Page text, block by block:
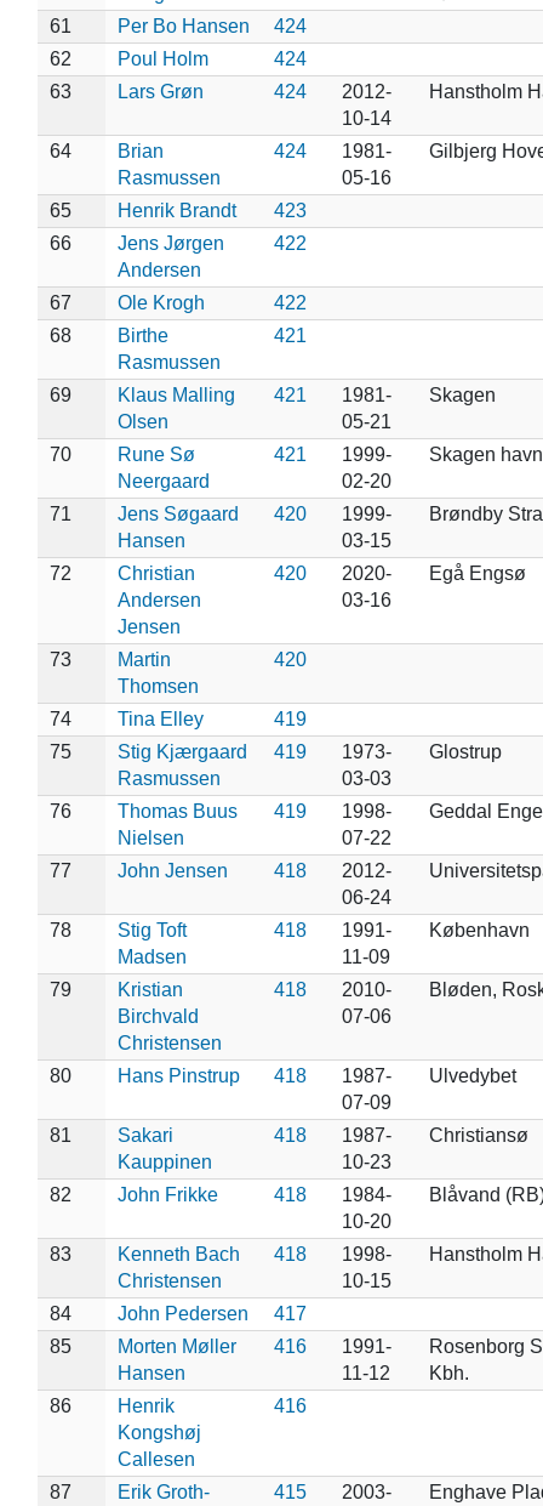
61
Per Bo Hansen
424
62
Poul Holm
424
63
Lars Grøn 424
2012-
10-14
Hanstholm
64
Brian
Rasmussen
424
1981-
05-16
Gilbjerg
65 Henrik Brandt
423
66
Jens Jørgen
Andersen
422
67 Ole Krogh
422
68
Birthe
Rasmussen
421
69
Klaus Malling
Olsen
421
1981-
05-21
Skagen
70
Rune Sø
Neergaard
421
1999-
02-20
Skagen havn
71
Jens Søgaard
Hansen
420
1999-
03-15
Brøndby
72
Christian
Andersen
Jensen
420
2020-
03-16
Egå Engsø
73
Martin
Thomsen
420
74 Tina Elley
419
75
Stig Kjærgaard
Rasmussen
419
1973-
03-03
Glostrup
76
Thomas Buus
Nielsen
419
1998-
07-22
Geddal
77 John Jensen 418
2012-
06-24
78
Stig Toft
Madsen
418
1991-
11-09
København
79
Kristian
Birchvald
Christensen
418
2010-
07-06
Bløden,
80 Hans Pinstrup 418
1987-
07-09
Ulvedybet
81
Sakari
Kauppinen
418
1987-
10-23
Christiansø
82 John Frikke 418
1984-
10-20
Blåvand
83
Kenneth Bach
Christensen
418
1998-
10-15
Hanstholm
84 John Pedersen
417
85
Morten Møller
Hansen
416
1991-
11-12
Rosenborg
Kbh.
86
Henrik
Kongshøj
Callesen
416
87
Erik Groth-
415
2003-
Enghave